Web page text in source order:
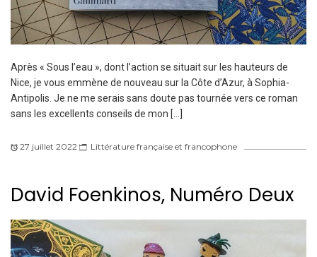
Après « Sous l’eau », dont l’action se situait sur les hauteurs de
Nice, je vous emmène de nouveau sur la Côte d’Azur, à Sophia-
Antipolis. Je ne me serais sans doute pas tournée vers ce roman
sans les excellents conseils de mon […]
27 juillet 2022 Littérature française et francophone
David Foenkinos, Numéro Deux